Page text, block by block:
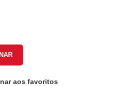
DID 530 VX3 112L GOLD (X-RING)
aos favoritos